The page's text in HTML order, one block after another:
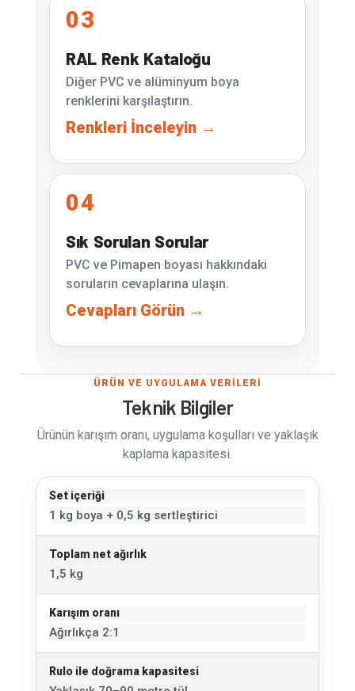
03
RAL Renk Kataloğu
Diğer PVC ve alüminyum boya
renklerini karşılaştırın.
Renkleri İnceleyin →
04
Sık Sorulan Sorular
PVC ve Pimapen boyası hakkındaki
soruların cevaplarına ulaşın.
Cevapları Görün →
ÜRÜN VE UYGULAMA VERİLERİ
Teknik Bilgiler
Ürünün karışım oranı, uygulama koşulları ve yaklaşık
kaplama kapasitesi.
Set içeriği
1 kg boya + 0,5 kg sertleştirici
Toplam net ağırlık
1,5 kg
Karışım oranı
Ağırlıkça 2:1
Rulo ile doğrama kapasitesi